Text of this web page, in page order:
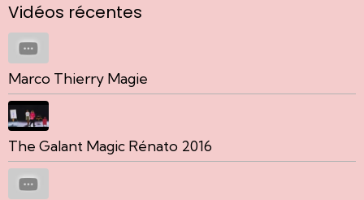
Vidéos récentes
Marco Thierry Magie
The Galant Magic Rénato 2016